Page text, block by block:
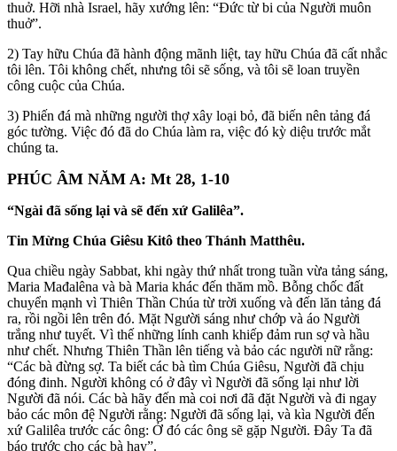
thuở. Hỡi nhà Israel, hãy xướng lên: “Đức từ bi của Người muôn
thuở”.
2) Tay hữu Chúa đã hành động mãnh liệt, tay hữu Chúa đã cất nhắc
tôi lên. Tôi không chết, nhưng tôi sẽ sống, và tôi sẽ loan truyền
công cuộc của Chúa.
3) Phiến đá mà những người thợ xây loại bỏ, đã biến nên tảng đá
góc tường. Việc đó đã do Chúa làm ra, việc đó kỳ diệu trước mắt
chúng ta.
PHÚC ÂM NĂM A: Mt 28, 1-10
“Ngài đã sống lại và sẽ đến xứ Galilêa”.
Tin Mừng Chúa Giêsu Kitô theo Thánh Matthêu.
Qua chiều ngày Sabbat, khi ngày thứ nhất trong tuần vừa tảng sáng,
Maria Mađalêna và bà Maria khác đến thăm mồ. Bỗng chốc đất
chuyển mạnh vì Thiên Thần Chúa từ trời xuống và đến lăn tảng đá
ra, rồi ngồi lên trên đó. Mặt Người sáng như chớp và áo Người
trắng như tuyết. Vì thế những lính canh khiếp đảm run sợ và hầu
như chết. Nhưng Thiên Thần lên tiếng và bảo các người nữ rằng:
“Các bà đừng sợ. Ta biết các bà tìm Chúa Giêsu, Người đã chịu
đóng đinh. Người không có ở đây vì Người đã sống lại như lời
Người đã nói. Các bà hãy đến mà coi nơi đã đặt Người và đi ngay
bảo các môn đệ Người rằng: Người đã sống lại, và kìa Người đến
xứ Galilêa trước các ông: Ở đó các ông sẽ gặp Người. Đây Ta đã
báo trước cho các bà hay”.